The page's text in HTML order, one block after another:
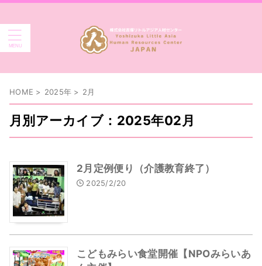
HOME > 2025年 > 2月
月別アーカイブ：2025年02月
2月定例便り（介護教育終了）
2025/2/20
こどもみらい食堂開催【NPOみらいあ